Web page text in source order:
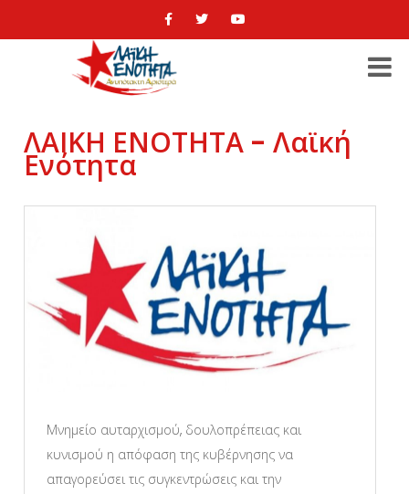
ΛΑΙΚΗ ΕΝΟΤΗΤΑ - Λαϊκή
Ενότητα
Μνημείο αυταρχισμού, δουλοπρέπειας και
κυνισμού η απόφαση της κυβέρνησης να
απαγορεύσει τις συγκεντρώσεις και την